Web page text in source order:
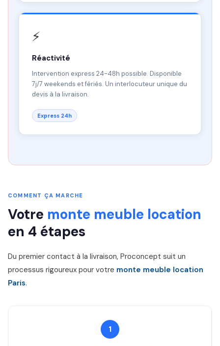
⚡
Réactivité
Intervention express 24-48h possible. Disponible
7j/7 weekends et fériés. Un interlocuteur unique du
devis à la livraison.
Express 24h
COMMENT ÇA MARCHE
Votre monte meuble location
en 4 étapes
Du premier contact à la livraison, Proconcept suit un
processus rigoureux pour votre monte meuble location
Paris.
1